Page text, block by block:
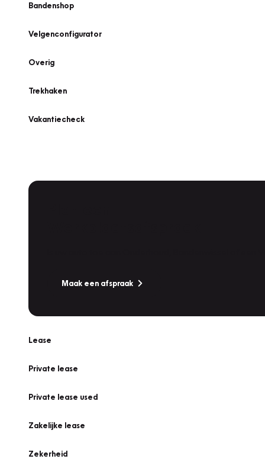
Bandenshop
Velgenconfigurator
Overig
Trekhaken
Vakantiecheck
Maak een afspraak
Lease
Private lease
Private lease used
Zakelijke lease
Zekerheid